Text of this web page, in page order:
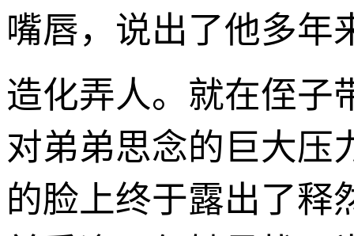
嘴唇，说出了他多年
造化弄人。就在侄子
对弟弟思念的巨大压
的脸上终于露出了释